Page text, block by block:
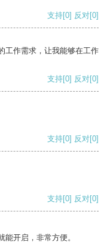
支持[0] 反对[0]
工作需求，让我能够在工作
支持[0] 反对[0]
支持[0] 反对[0]
支持[0] 反对[0]
开启，非常方便。